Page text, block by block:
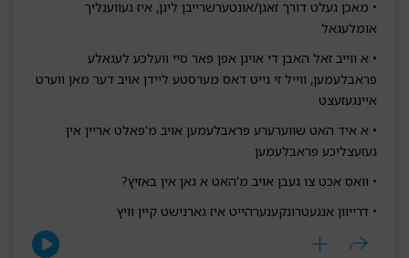
• מאכן געלט דורך זאגן/אונטערשרייבן ליגן, איז געווענליך
אומלעגאל
• א ווייב זאל האבן די אויגן אפן פאר סיי וועלכע לעגאלע
פראבלעמען, ווייל זי גייט דאס מערסטע ליידן אויב דער מאן ווערט
איינגעזעצט
• א איד האט שווערערע פראבלעמען אויב מ'פאלט אריין אין
געזעצליכע פראבלעמען
• וואס אכט צו געבן אויב מ'האט א גאן אין באזיץ?
• דרייוון אנגעטרונקענערהייט איז גארנישט קיין וויץ